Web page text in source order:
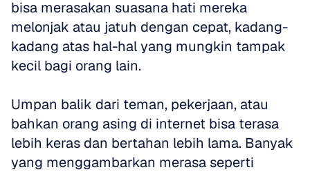
bisa merasakan suasana hati mereka
melonjak atau jatuh dengan cepat, kadang-
kadang atas hal-hal yang mungkin tampak
kecil bagi orang lain.
Umpan balik dari teman, pekerjaan, atau
bahkan orang asing di internet bisa terasa
lebih keras dan bertahan lebih lama. Banyak
yang menggambarkan merasa seperti